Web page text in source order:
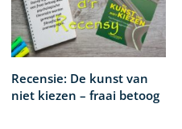
Recensie: De kunst van
niet kiezen – fraai betoog